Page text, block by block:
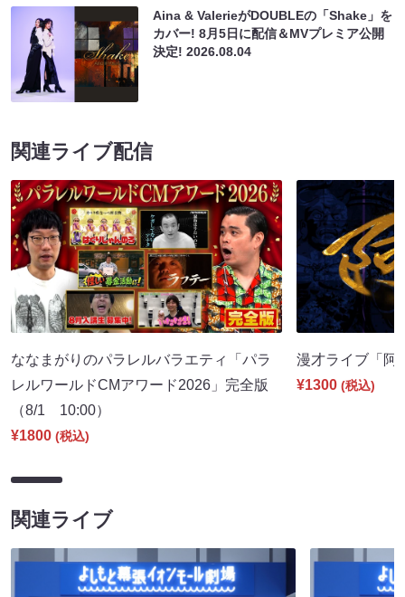
Aina & ValerieがDOUBLEの「Shake」を
カバー! 8月5日に配信＆MVプレミア公開
決定!2026.08.04
関連ライブ配信
ななまがりのパラレルバラエティ「パラ
レルワールドCMアワード2026」完全版
（8/1 10:00）
¥1800 (税込)
漫才ライブ「
¥1300 (税込)
関連ライブ